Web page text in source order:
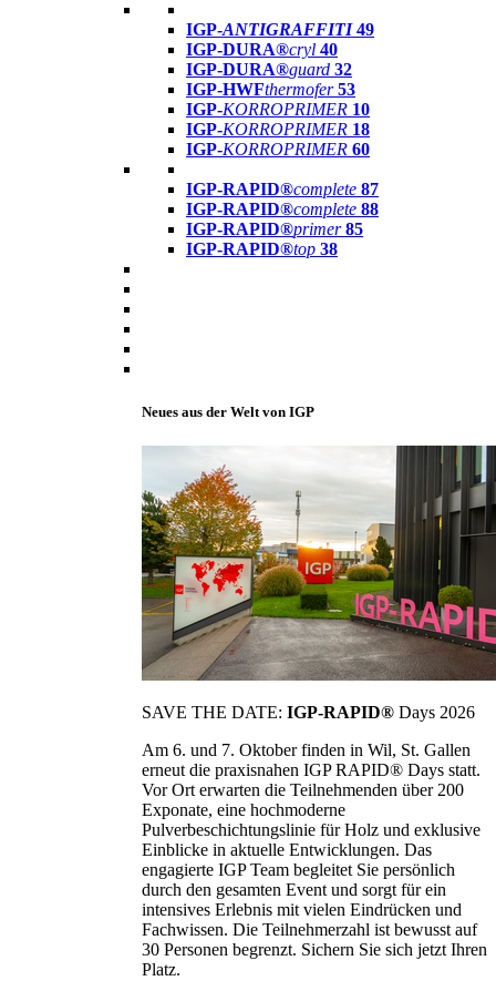
IGP-ANTIGRAFFITI49
IGP-DURA®cryl 40
IGP-DURA®guard 32
IGP-HWFthermofer 53
IGP-KORROPRIMER 10
IGP-KORROPRIMER 18
IGP-KORROPRIMER 60
IGP-RAPID®complete 87
IGP-RAPID®complete 88
IGP-RAPID®primer 85
IGP-RAPID®top 38
Neues aus der Welt von IGP
SAVE THE DATE: IGP-RAPID® Days 2026
Am 6. und 7. Oktober finden in Wil, St. Gallen
erneut die praxisnahen IGP RAPID® Days statt.
Vor Ort erwarten die Teilnehmenden über 200
Exponate, eine hochmoderne
Pulverbeschichtungslinie für Holz und exklusive
Einblicke in aktuelle Entwicklungen. Das
engagierte IGP Team begleitet Sie persönlich
durch den gesamten Event und sorgt für ein
intensives Erlebnis mit vielen Eindrücken und
Fachwissen. Die Teilnehmerzahl ist bewusst auf
30 Personen begrenzt. Sichern Sie sich jetzt Ihren
Platz.